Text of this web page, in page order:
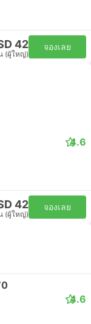
42
(ผู้ใหญ่)
จองเลย
4.6
42
(ผู้ใหญ่)
จองเลย
4.6